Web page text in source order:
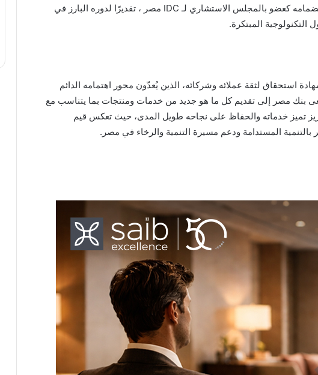
المعلومات، إلى جانب تكريمه من IDC لانضمامه كعضو بالمجلس الاستشاري لـ IDC مصر ، تقديرًا لدوره البارز في
المبتكرة.
استحقاق لثقة عملائه وشركائه، الذين يُعدّون محور اهتمامه الدائم
بنك مصر إلى تقديم كل ما هو جديد من خدمات ومنتجات بما يتناسب مع
تميز خدماته والحفاظ على نجاحه طويل المدى، حيث تعكس قيم
بالتنمية المستدامة ودعم مسيرة التنمية والرخاء في مصر.